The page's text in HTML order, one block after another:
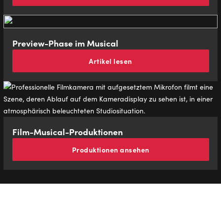
Preview-Phase im Musical
Artikel lesen
Film-Mu­si­cal-Pro­duk­tio­nen
Produktionen ansehen